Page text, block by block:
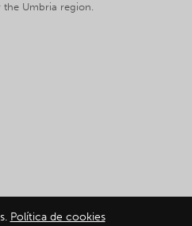
the Umbria region.
Política de cookies